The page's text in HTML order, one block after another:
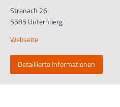
Stranach 26
5585 Unternberg
Webseite
Detaillierte Informationen